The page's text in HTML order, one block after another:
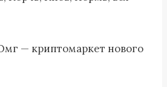
— криптомаркет нового